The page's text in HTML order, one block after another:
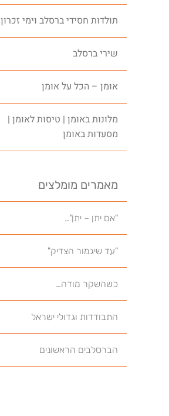
תולדות חסידי ברסלב וימי זכרון
שירי ברסלב
אומן – הכל על אומן
מלונות באומן | טיסות לאומן |
מסעדות באומן
מאמרים מומלצים
"אם יתן – יתן"…
"עד שיגמור הצדיק"
כשהשקר מודה…
התבודדות וגדולי ישראל
הברסלבים הראשונים